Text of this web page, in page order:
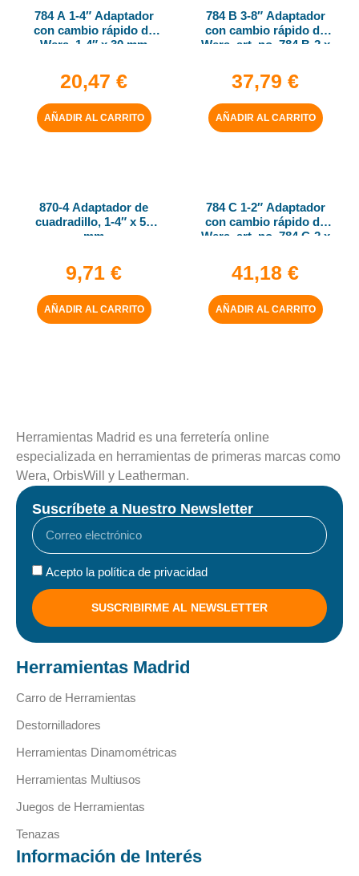
784 A 1-4″ Adaptador
con cambio rápido de
Wera, 1-4″ x 30 mm
20,47 €
AÑADIR AL CARRITO
784 B 3-8″ Adaptador
con cambio rápido de
Wera, art. no. 784 B-2 x
37,79 €
AÑADIR AL CARRITO
870-4 Adaptador de
cuadradillo, 1-4″ x 50
mm
9,71 €
AÑADIR AL CARRITO
784 C 1-2″ Adaptador
con cambio rápido de
Wera, art. no. 784 C-2 x
41,18 €
AÑADIR AL CARRITO
Herramientas Madrid es una ferretería online
especializada en herramientas de primeras marcas como
Wera, OrbisWill y Leatherman.
Suscríbete a Nuestro Newsletter
Acepto la política de privacidad
SUSCRIBIRME AL NEWSLETTER
Herramientas Madrid
Carro de Herramientas
Destornilladores
Herramientas Dinamométricas
Herramientas Multiusos
Juegos de Herramientas
Tenazas
Información de Interés